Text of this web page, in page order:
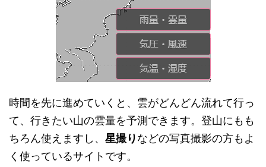
時間を先に進めていくと、雲がどんどん流れて行っ
て、行きたい山の雲量を予測できます。登山にもも
ちろん使えますし、 星撮りなどの写真撮影の方もよ
く使っているサイトです。